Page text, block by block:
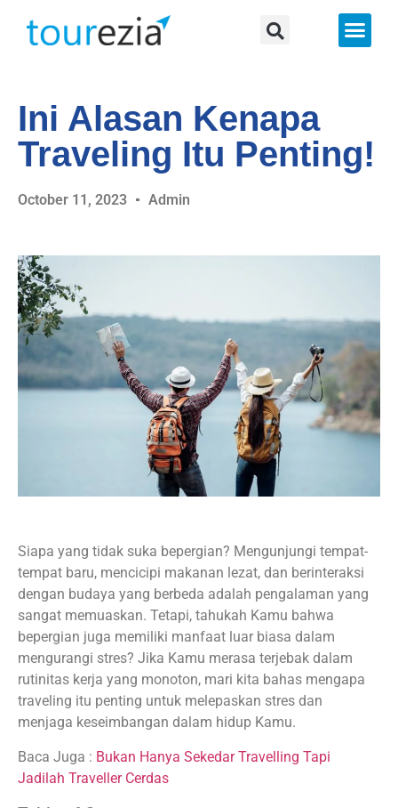
Ini Alasan Kenapa
Traveling Itu Penting!
October 11, 2023 Admin
Siapa yang tidak suka bepergian? Mengunjungi tempat-
tempat baru, mencicipi makanan lezat, dan berinteraksi
dengan budaya yang berbeda adalah pengalaman yang
sangat memuaskan. Tetapi, tahukah Kamu bahwa
bepergian juga memiliki manfaat luar biasa dalam
mengurangi stres? Jika Kamu merasa terjebak dalam
rutinitas kerja yang monoton, mari kita bahas mengapa
traveling itu penting untuk melepaskan stres dan
menjaga keseimbangan dalam hidup Kamu.
Baca Juga : Bukan Hanya Sekedar Travelling Tapi
Jadilah Traveller Cerdas